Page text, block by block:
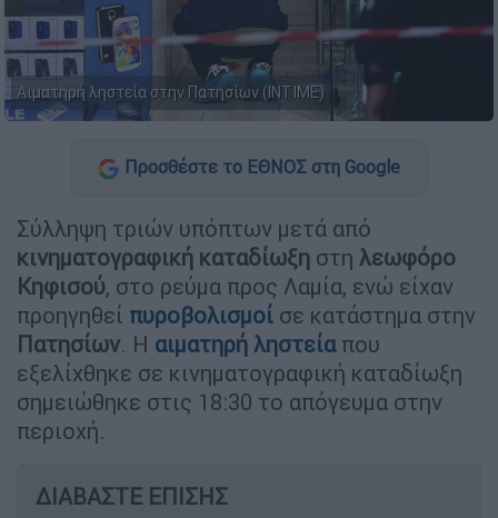
Αιματηρή ληστεία στην Πατησίων (INTIME)
Προσθέστε το ΕΘΝΟΣ στη Google
Σύλληψη τριών υπόπτων μετά από
κινηματογραφική καταδίωξη στη λεωφόρο
Κηφισού, στο ρεύμα προς Λαμία, ενώ είχαν
προηγηθεί πυροβολισμοί σε κατάστημα στην
Πατησίων. Η αιματηρή ληστείαπου
εξελίχθηκε σε κινηματογραφική καταδίωξη
σημειώθηκε στις 18:30 το απόγευμα στην
περιοχή.
ΔΙΑΒΑΣΤΕ ΕΠΙΣΗΣ